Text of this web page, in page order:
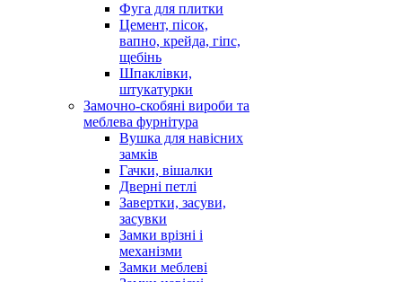
Фуга для плитки
Цемент, пісок,
вапно, крейда, гіпс,
щебінь
Шпаклівки,
штукатурки
Замочно-скобяні вироби та
меблева фурнітура
Вушка для навісних
замків
Гачки, вішалки
Дверні петлі
Завертки, засуви,
засувки
Замки врізні і
механізми
Замки меблеві